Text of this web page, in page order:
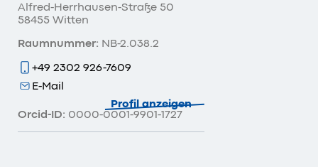
Alfred-Herrhausen-Straße 50
58455 Witten
Raumnummer: NB-2.038.2
+49 2302 926-7609
E-Mail
Orcid-ID: 0000-0001-9901-1727
Profil anzeigen